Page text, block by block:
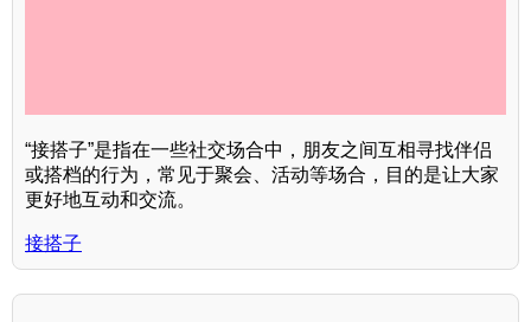
“接搭子”是指在一些社交场合中，朋友之间互相寻找伴侣
或搭档的行为，常见于聚会、活动等场合，目的是让大家
更好地互动和交流。
接搭子